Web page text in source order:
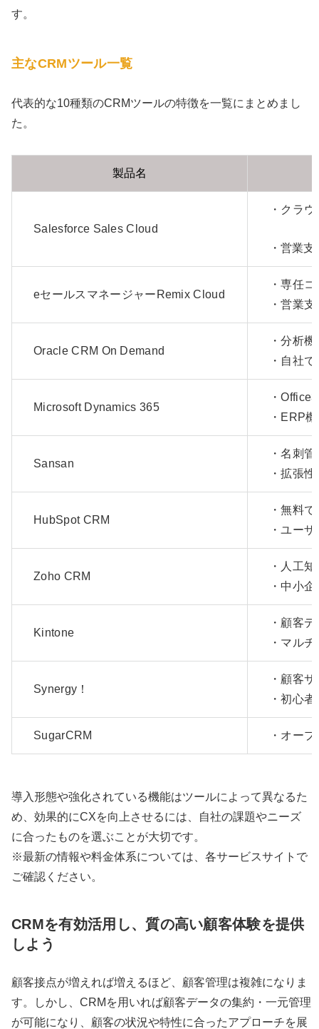
す。
主なCRMツール一覧
代表的な10種類のCRMツールの特徴を一覧にまとめまし
た。
製品名
Salesforce Sales Cloud
・クラ
・営業
eセールスマネージャーRemix Cloud
・専任
・営業
Oracle CRM On Demand
・分析
・自社
Microsoft Dynamics 365
・
・ERP
Sansan
・名刺
・拡張
HubSpot CRM
・無料
・ユー
Zoho CRM
・人工
・中小
Kintone
・顧客
・マル
Synergy！
・顧客
・初心
SugarCRM ・オー
導入形態や強化されている機能はツールによって異なるた
め、効果的にCXを向上させるには、自社の課題やニーズ
に合ったものを選ぶことが大切です。
※最新の情報や料金体系については、各サービスサイトで
ご確認ください。
CRMを有効活用し、質の高い顧客体験を提供
しよう
顧客接点が増えれば増えるほど、顧客管理は複雑になりま
す。しかし、CRMを用いれば顧客データの集約・一元管理
が可能になり、顧客の状況や特性に合ったアプローチを展